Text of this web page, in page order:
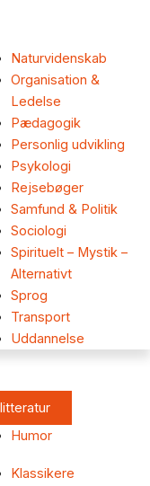
Naturvidenskab
Organisation &
Ledelse
Pædagogik
Personlig udvikling
Psykologi
Rejsebøger
Samfund & Politik
Sociologi
Spirituelt – Mystik –
Alternativt
Sprog
Transport
Uddannelse
Humor
Klassikere